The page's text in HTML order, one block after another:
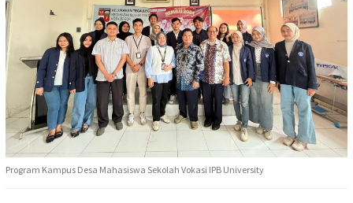
Program Kampus Desa Mahasiswa Sekolah Vokasi IPB University